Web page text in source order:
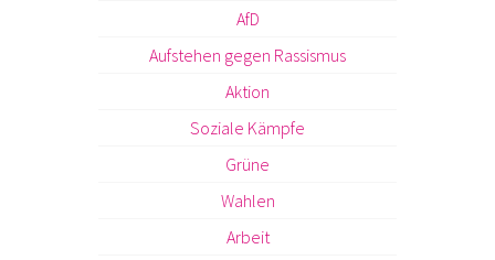
AfD
Aufstehen gegen Rassismus
Aktion
Soziale Kämpfe
Grüne
Wahlen
Arbeit